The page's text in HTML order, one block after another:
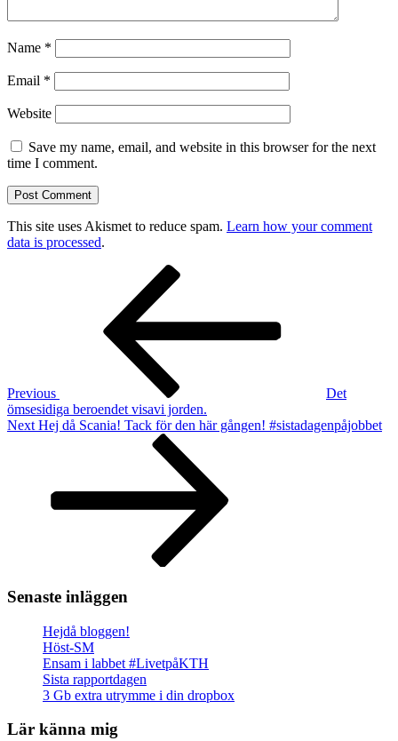
Name *
Email *
Website
Save my name, email, and website in this browser for the next
time I comment.
This site uses Akismet to reduce spam. Learn how your comment
data is processed.
Previous
Det
ömsesidiga beroendet visavi jorden.
Next
Next Hej då Scania! Tack för den här gången! #sistadagenpåjobbet
Senaste inläggen
Hejdå bloggen!
Höst-SM
Ensam i labbet #LivetpåKTH
Sista rapportdagen
3 Gb extra utrymme i din dropbox
Lär känna mig